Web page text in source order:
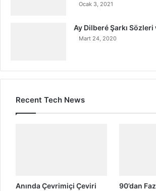
Ocak 3, 2021
Ay Dilberé Şarkı Sözleri
Mart 24, 2020
Recent Tech News
Anında Çevrimiçi Çeviri
90’dan